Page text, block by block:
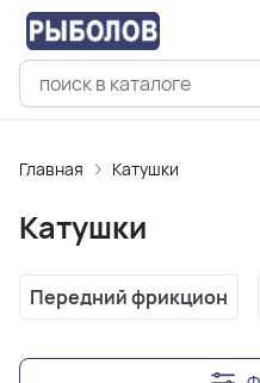
Главная Катушки
Катушки
Передний фрикцион